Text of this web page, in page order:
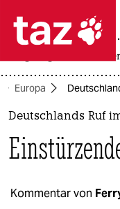

politik
öko
usa
Europa
Deutschlands Ruf
Kommentar von